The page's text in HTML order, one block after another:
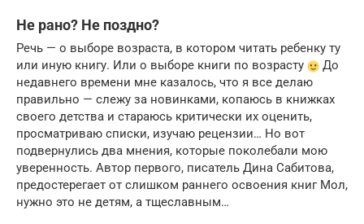
Не рано? Не поздно?
Речь — о выборе возраста, в котором читать ребенку ту
или иную книгу. Или о выборе книги по возрасту
До
недавнего времени мне казалось, что я все делаю
правильно — слежу за новинками, копаюсь в книжках
своего детства и стараюсь критически их оценить,
просматриваю списки, изучаю рецензии… Но вот
подвернулись два мнения, которые поколебали мою
уверенность. Автор первого, писатель Дина Сабитова,
предостерегает от слишком раннего освоения книг Мол,
нужно это не детям, а тщеславным…